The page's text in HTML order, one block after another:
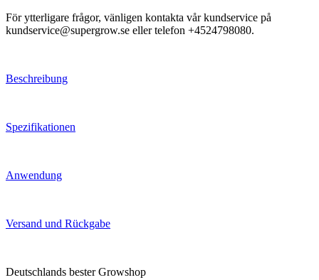
För ytterligare frågor, vänligen kontakta vår kundservice på
kundservice@supergrow.se eller telefon +4524798080.
Beschreibung
Spezifikationen
Anwendung
Versand und Rückgabe
Deutschlands bester Growshop